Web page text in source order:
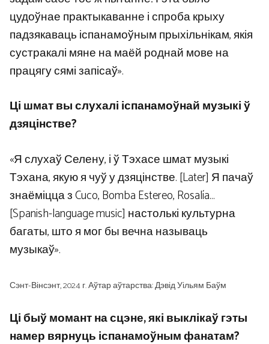
цудоўнае практыкаванне і спроба крыху
падзякаваць іспанамоўным прыхільнікам, якія
сустракалі мяне на маёй роднай мове на
працягу сямі запісаў».
Ці шмат вы слухалі іспанамоўнай музыкі ў
дзяцінстве?
«Я слухаў Селену, і ў Тэхасе шмат музыкі
Тэхана, якую я чуў у дзяцінстве. [Later] Я пачаў
знаёміцца ​​​​з Cuco, Bomba Estereo, Rosalía…
[Spanish-language music] настолькі культурна
багаты, што я мог бы вечна называць
музыкаў».
Сэнт-Вінсэнт, 2024 г. Аўтар аўтарства: Дэвід Уільям Баўм
Ці быў момант на сцэне, які выклікаў гэты
намер вярнуць іспанамоўным фанатам?